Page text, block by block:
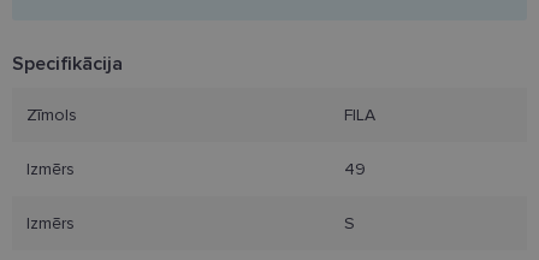
Specifikācija
Zīmols FILA
Izmērs 49
Izmērs S